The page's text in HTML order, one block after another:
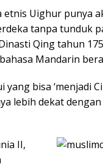
etnis Uighur punya
tanpa tunduk
Qing tahun
Mandarin
bisa ‘menjadi
lebih dekat
II,